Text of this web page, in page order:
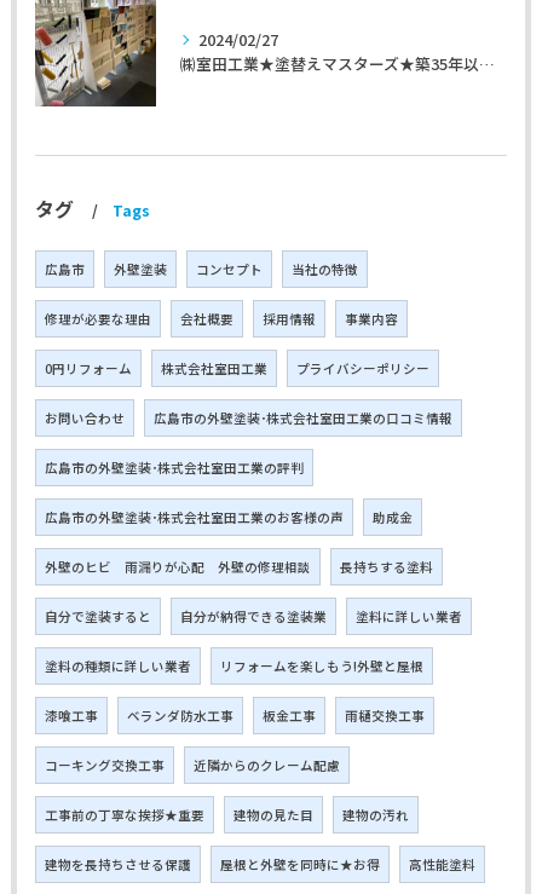
2024/02/27
㈱室田工業★塗替えマスターズ★築35年以上のお宅の施工事例
タグ Tags
広島市 外壁塗装 コンセプト 当社の特徴
修理が必要な理由 会社概要 採用情報 事業内容
0円リフォーム 株式会社室田工業 プライバシーポリシー
お問い合わせ 広島市の外壁塗装･株式会社室田工業の口コミ情報
広島市の外壁塗装･株式会社室田工業の評判
広島市の外壁塗装･株式会社室田工業のお客様の声 助成金
外壁のヒビ 雨漏りが心配 外壁の修理相談 長持ちする塗料
自分で塗装すると 自分が納得できる塗装業 塗料に詳しい業者
塗料の種類に詳しい業者 リフォームを楽しもう!外壁と屋根
漆喰工事 ベランダ防水工事 板金工事 雨樋交換工事
コーキング交換工事 近隣からのクレーム配慮
工事前の丁寧な挨拶★重要 建物の見た目 建物の汚れ
建物を長持ちさせる保護 屋根と外壁を同時に★お得 高性能塗料